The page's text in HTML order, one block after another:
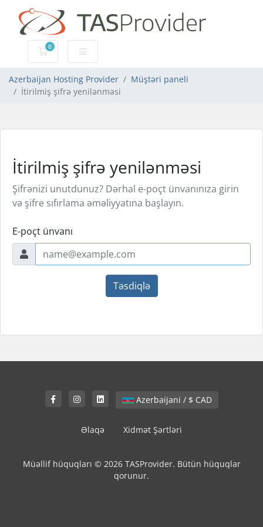
0
Səbət
Azerbaijan Hosting Provider
Müştəri paneli
İtirilmiş şifrə yenilənməsi
İtirilmiş şifrə yenilənməsi
Şifrənizi unutdunuz? Dərhal e-poçt ünvanınıza girin
və şifre sıfırlama əməliyyatına başlayın.
E-poçt ünvanı
Təsdiqlə
Azerbaijani / $ CAD
Əlaqə Xidmət Şərtləri
Müəllif hüquqları © 2026 TASProvider. Bütün hüquqlar
qorunur.